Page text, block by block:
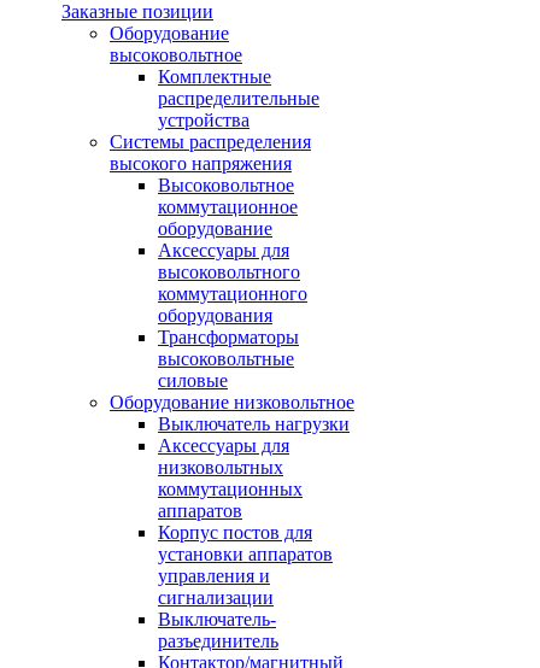
Заказные позиции
Оборудование
высоковольтное
Комплектные
распределительные
устройства
Системы распределения
высокого напряжения
Высоковольтное
коммутационное
оборудование
Аксессуары для
высоковольтного
коммутационного
оборудования
Трансформаторы
высоковольтные
силовые
Оборудование низковольтное
Выключатель нагрузки
Аксессуары для
низковольтных
коммутационных
аппаратов
Корпус постов для
установки аппаратов
управления и
сигнализации
Выключатель-
разъединитель
Контактор/магнитный